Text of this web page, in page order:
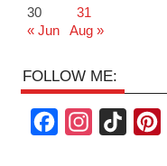
30
31
« Jun
Aug »
FOLLOW ME: